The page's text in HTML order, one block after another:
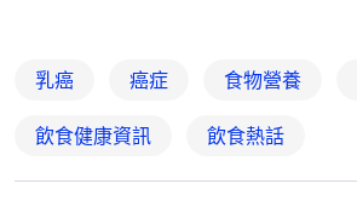
乳癌 癌症 食物營養
飲食健康資訊 飲食熱話